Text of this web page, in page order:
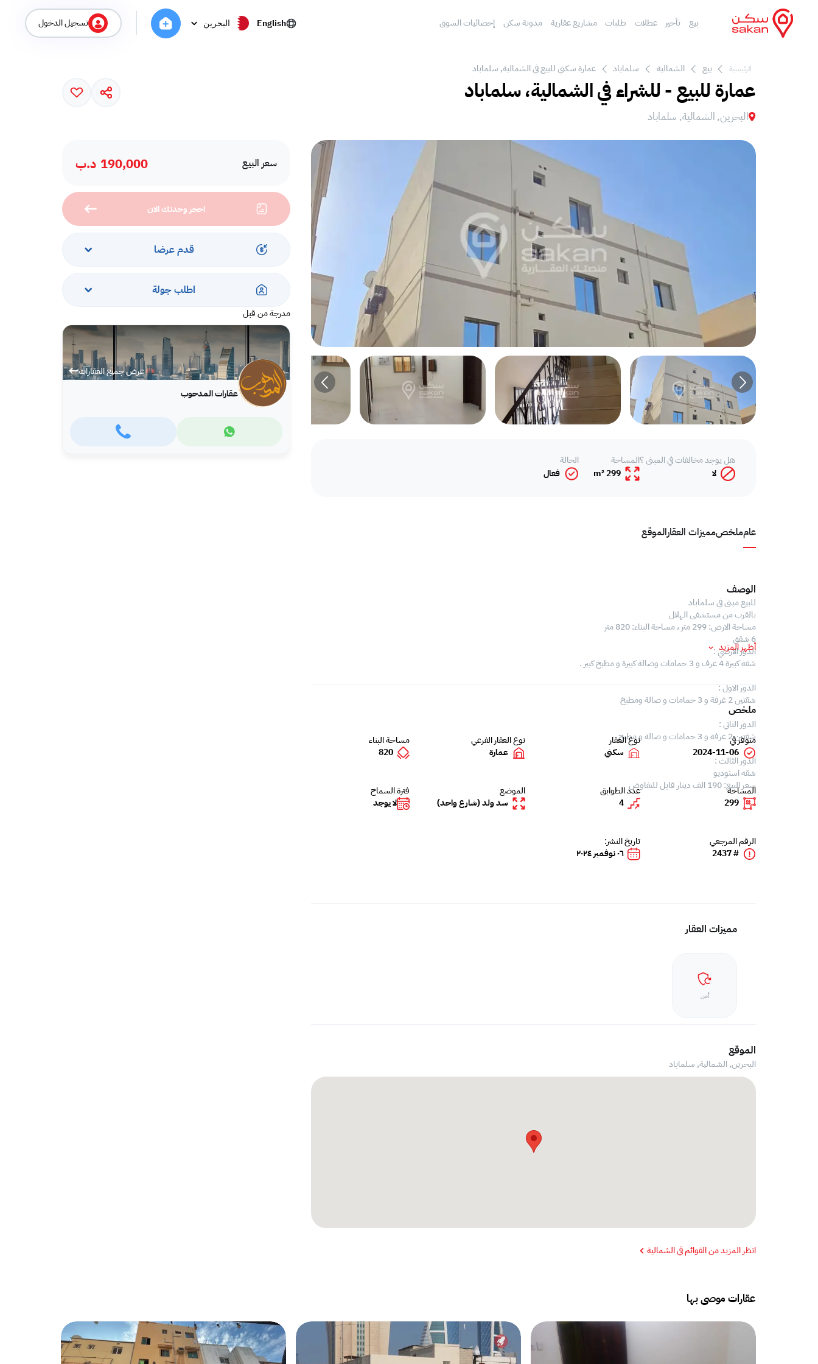
بيع تأجير عطلات طلبات مشاريع عقارية مدونة سكن إحصائيات السوق English البحرين تسجيل الدخول
الرئيسية بيع الشمالية سلماباد عمارة سكني للبيع في الشمالية, سلماباد
عمارة للبيع - للشراء في الشمالية، سلماباد
البحرين, الشمالية, سلماباد
سعر البيع 190,000 د.ب
احجز وحدتك الان
قدم عرضا
اطلب جولة
مدرجة من قبل
عرض جميع العقارات
عقارات المدحوب
عامملخصمميزات العقارالموقع
هل يوجد مخالفات في المبنى ؟
لا
المساحة
299 m²
الحالة
فعال
الوصف
للبيع مبنى في سلماباد
بالقرب من مستشفى الهلال
مساحة الارض: 299 متر ، مساحة البناء: 820 متر
6 شقق
الدور الارضي :
شقه كبيرة 4 غرف و 3 حمامات وصالة كبيرة و مطبخ كبير .
الدور الاول :
شقتين 2 غرفة و 3 حمامات و صالة ومطبخ
الدور الثاني :
شقتين 2 غرفة و 3 حمامات و صالة و مطبخ
الدور الثالث :
شقه استوديو
سعر البيع: 190 الف دينار قابل للتفاوض
أظهر المزيد
ملخص
متوفر في
2024-11-06
نوع العقار
سكني
نوع العقار الفرعي
عمارة
مساحة البناء
820
المساحة
299
عدد الطوابق
4
الموضع
سد ولد (شارع واحد)
فترة السماح
لا يوجد
الرقم المرجعي
# 2437
تاريخ النشر:
٠٦ نوفمبر ٢٠٢٤
مميزات العقار
أمن
الموقع
البحرين, الشمالية, سلماباد
انظر المزيد من القوائم في الشمالية
عقارات موصى بها